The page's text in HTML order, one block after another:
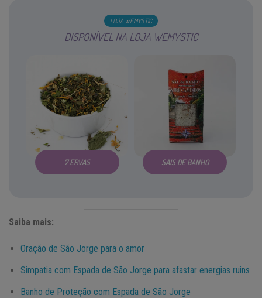
LOJA WEMYSTIC
DISPONÍVEL NA LOJA WEMYSTIC
7 ERVAS SAIS DE BANHO
Saiba mais:
Oração de São Jorge para o amor
Simpatia com Espada de São Jorge para afastar energias ruins
Banho de Proteção com Espada de São Jorge